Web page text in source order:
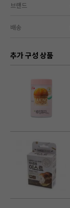
브랜드
배송
추가 구성 상품